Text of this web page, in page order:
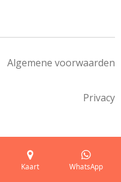
Algemene voorwaarden
Privacy
Kaart WhatsApp